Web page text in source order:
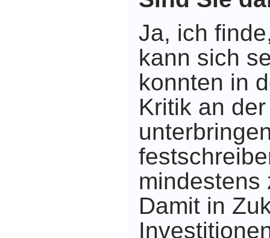
Ja, ich
kann sich
konnten in
Kritik an
mindestens
Damit in